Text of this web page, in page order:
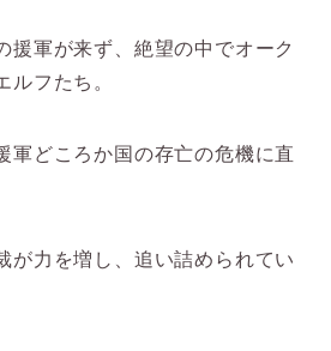
援軍が来ず、絶望の中でオーク
ルフたち。
軍どころか国の存亡の危機に直
が力を増し、追い詰められてい